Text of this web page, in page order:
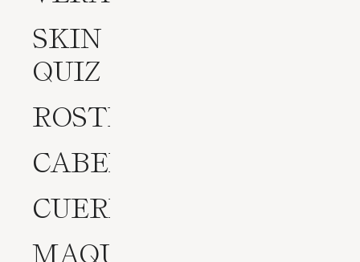
SKIN
QUIZ
ROSTRO
CABELLO
CUERPO
MAQUILLAJE